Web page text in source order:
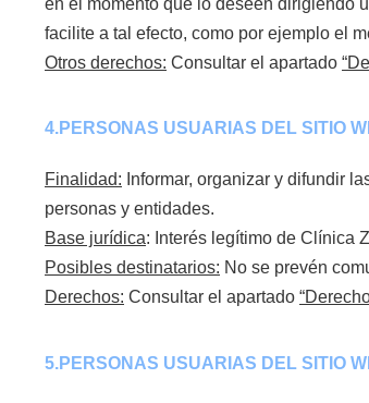
en el momento que lo deseen dirigiendo
facilite a tal efecto, como por ejemplo el
Otros derechos: Consultar el apartado
4.PERSONAS USUARIAS DEL SITIO
Finalidad: Informar, organizar y difundir
personas y entidades.
Base jurídica: Interés legítimo de Clínica
Posibles destinatarios: No se prevén
Derechos: Consultar el apartado
5.PERSONAS USUARIAS DEL SITIO